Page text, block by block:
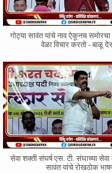
गोट्या सावंत यांचे नाव ऐकूनच
वेळा विचार करतो - बाळू
सेवा शक्ती संघर्ष एस. टी. संघाच्या
सावंत यांचे रोखठोक